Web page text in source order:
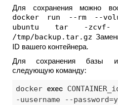
Для сохранения можно
docker run --rm --
ubuntu tar -zcvf-
/tmp/backup.tar.gz
ID вашего контейнера.
Для сохранения базы
следующую команду:
docker exec
-uusername --